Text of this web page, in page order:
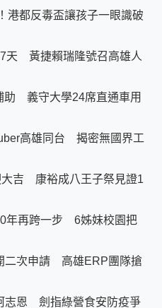
港都反毒盃讓孩子一眼識破
天 黃捷賴瑞隆號召高雄人
助 義守大學24席直通車用
高雄同台 揭密無國界工
大吉 康裕成八王子祭見證1
年再跨一步 6姊妹校園把
二次申請 高雄ERP團隊搶
志恩 劍指綠營食安防疫爭